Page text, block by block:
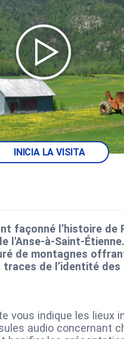
INICIA LA VISITA
façonné l’histoire de
l'Anse-à-Saint-
de montagnes
traces de l’identité
vous indique les lieux
audio concernant